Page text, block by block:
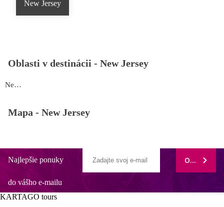
New Jersey
Oblasti v destinácii - New Jersey
New Jersey
Mapa - New Jersey
Najlepšie ponuky
do vášho e-mailu
ODOBERAŤ
KARTAGO tours